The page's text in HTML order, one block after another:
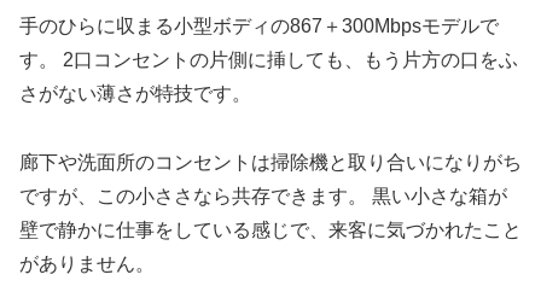
手のひらに収まる小型ボディの867＋300Mbpsモデルで
す。 2口コンセントの片側に挿しても、もう片方の口をふ
さがない薄さが特技です。
廊下や洗面所のコンセントは掃除機と取り合いになりがち
ですが、この小ささなら共存できます。 黒い小さな箱が
壁で静かに仕事をしている感じで、来客に気づかれたこと
がありません。